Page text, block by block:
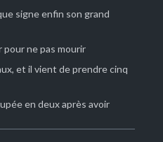
signe enfin son grand
pour ne pas mourir
et il vient de prendre cinq
en deux après avoir